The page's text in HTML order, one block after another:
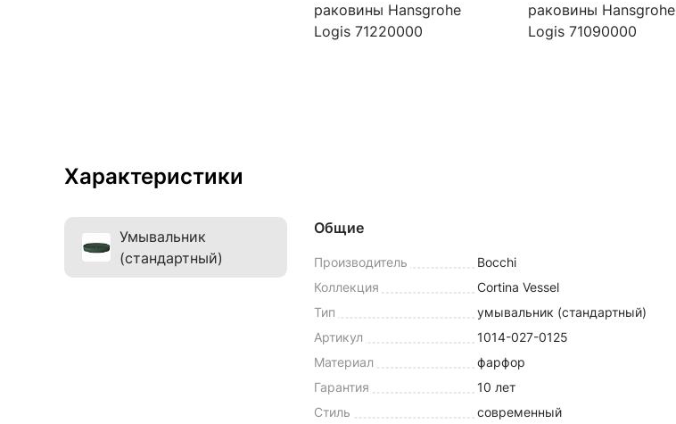
раковины Hansgrohe
Logis 71220000
раковины Hansgrohe
Logis 71090000
Характеристики
Умывальник
(стандартный)
Общие
Производитель
Bocchi
Коллекция
Cortina Vessel
Тип
умывальник (стандартный)
Артикул
1014-027-0125
Материал
фарфор
Гарантия
10 лет
Стиль
современный